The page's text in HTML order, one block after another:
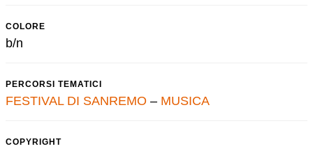
COLORE
b/n
PERCORSI TEMATICI
FESTIVAL DI SANREMO – MUSICA
COPYRIGHT